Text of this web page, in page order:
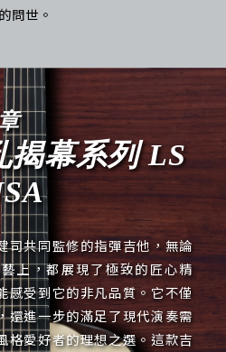
問世。
揭幕系列 LS
司共同監修的指彈吉他，無論
上，都展現了極致的匠心精
感受到它的非凡品質。它不僅
還進一步的滿足了現代演奏需
格愛好者的理想之選。這款吉